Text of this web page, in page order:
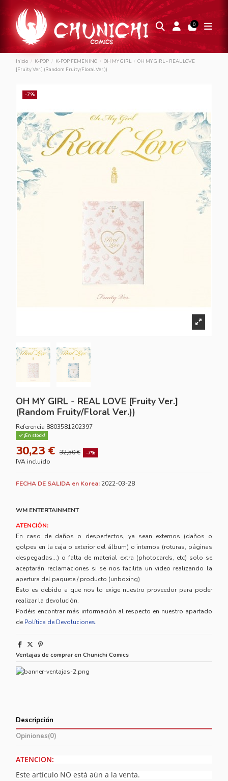
0
Inicio K-POP K-POP FEMENINO OH MY GIRL
OH MY GIRL - REAL LOVE
[Fruity Ver.] (Random Fruity/Floral Ver.))
-7%
OH MY GIRL - REAL LOVE [Fruity Ver.]
(Random Fruity/Floral Ver.))
Referencia 8803581202397
¡En stock!
30,23 € 32,50 € -7%
IVA incluido
FECHA DE SALIDA en Korea:2022-03-28
WM ENTERTAINMENT
ATENCIÓN:
En caso de daños o desperfectos, ya sean externos (daños o
golpes en la caja o exterior del álbum) o internos (roturas, páginas
despegadas...) o falta de material extra (photocards, etc) solo se
aceptarán reclamaciones si se nos facilita un video realizando la
apertura del paquete / producto (unboxing)
Esto es debido a que nos lo exige nuestro proveedor para poder
realizar la devolución.
Podéis encontrar más información al respecto en nuestro apartado
de Política de Devoluciones.
Ventajas de comprar en Chunichi Comics
Descripción
Opiniones(0)
ATENCION:
Este artículo NO está aún a la venta.